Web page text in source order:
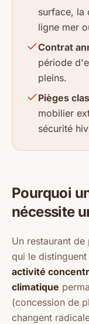
surface, la
ligne mer
Contrat
période
pleins.
Pièges
mobilier
sécurité
Pourquoi
nécessite
Un restaurant
qui le
activité
climatique
(concession de
changent